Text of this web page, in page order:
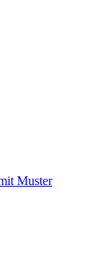
Muster